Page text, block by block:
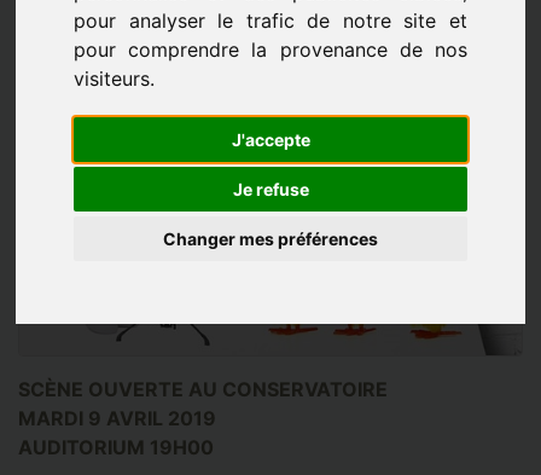
pour analyser le trafic de notre site et
pour comprendre la provenance de nos
visiteurs.
J'accepte
Je refuse
Changer mes préférences
SCÈNE OUVERTE AU CONSERVATOIRE
MARDI 9 AVRIL 2019
AUDITORIUM 19H00